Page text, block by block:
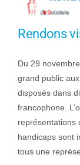
Rendons
Du 29
grand public
disposés dans
francophone.
représentations
handicaps sont
tous une